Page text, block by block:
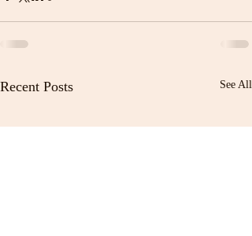
Recent Posts See All